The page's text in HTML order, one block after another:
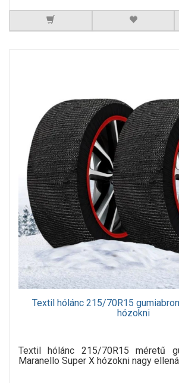
Textil hólánc 215/70R15
hózokni
Textil hólánc 215/70R15 méretű
Maranello Super X hózokni nagy